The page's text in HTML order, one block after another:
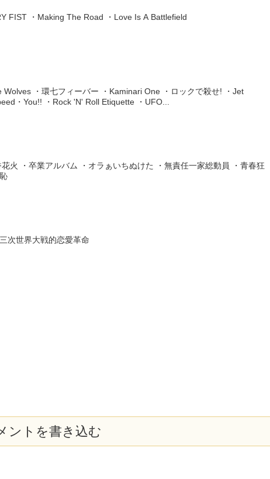
FIST ・Making The Road ・Love Is A Battlefield
Wolves ・環七フィーバー ・Kaminari One ・ロックで殺せ! ・Jet
・You!! ・Rock 'N' Roll Etiquette ・UFO...
花火 ・卒業アルバム ・オラぁいちぬけた ・無責任一家総動員 ・青春狂
次世界大戦的恋愛革命
ントを書き込む